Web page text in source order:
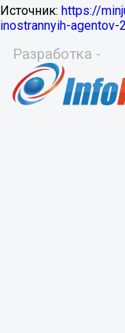
Источник: https://
inostrannyih-
Разработка -